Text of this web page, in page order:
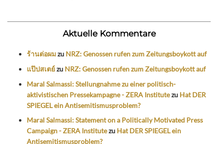
Aktuelle Kommentare
ร้านต่อผมzu NRZ: Genossen rufen zum Zeitungsboykott auf
แป๊ปสเตย์zu NRZ: Genossen rufen zum Zeitungsboykott auf
Maral Salmassi: Stellungnahme zu einer politisch-
aktivistischen Pressekampagne - ZERA Institutezu Hat DER
SPIEGEL ein Antisemitismusproblem?
Maral Salmassi: Statement on a Politically Motivated Press
Campaign - ZERA Institutezu Hat DER SPIEGEL ein
Antisemitismusproblem?